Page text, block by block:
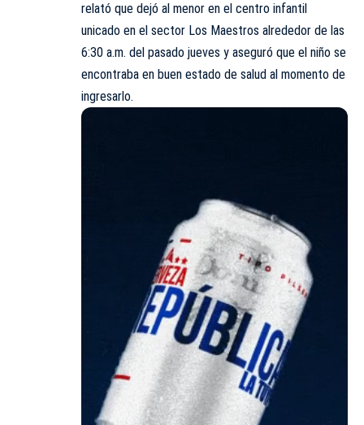
relató que dejó al menor en el centro infantil
unicado en el sector Los Maestros alrededor de las
6:30 a.m. del pasado jueves y aseguró que el niño se
encontraba en buen estado de salud al momento de
ingresarlo.